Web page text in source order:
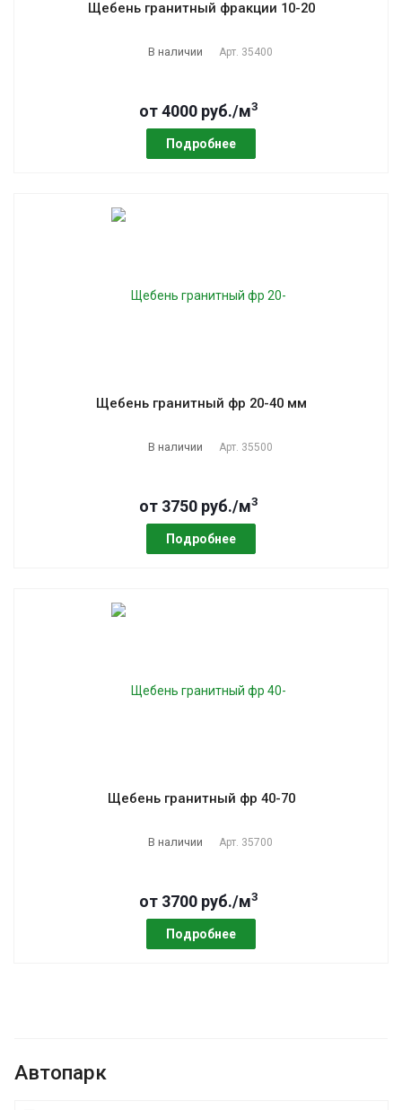
Щебень гранитный фракции 10-20
В наличии Арт. 35400
от 4000 руб./м3
Подробнее
Щебень гранитный фр 20-40 мм
В наличии Арт. 35500
от 3750 руб./м3
Подробнее
Щебень гранитный фр 40-70
В наличии Арт. 35700
от 3700 руб./м3
Подробнее
Автопарк